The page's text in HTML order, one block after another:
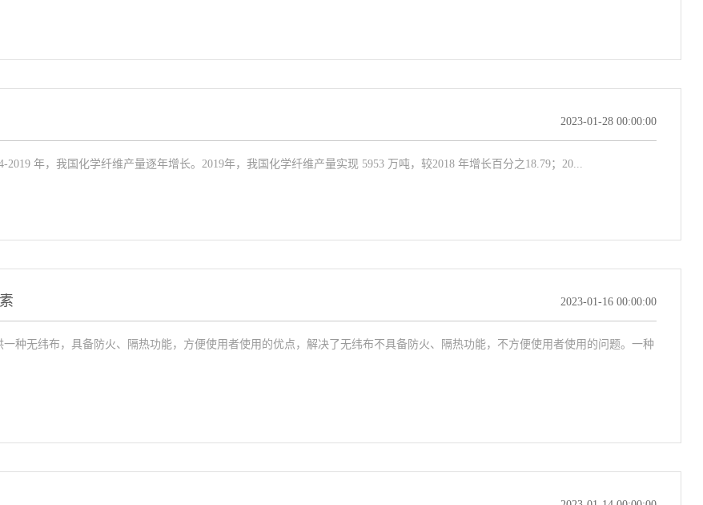
2023-01-28 00:00:00
2019 年，我国化学纤维产量逐年增长。2019年，我国化学纤维产量实现 5953 万吨，较2018 年增长百分之18.79；20...
2023-01-16 00:00:00
种无纬布，具备防火、隔热功能，方便使用者使用的优点，解决了无纬布不具备防火、隔热功能，不方便使用者使用的问题。一种